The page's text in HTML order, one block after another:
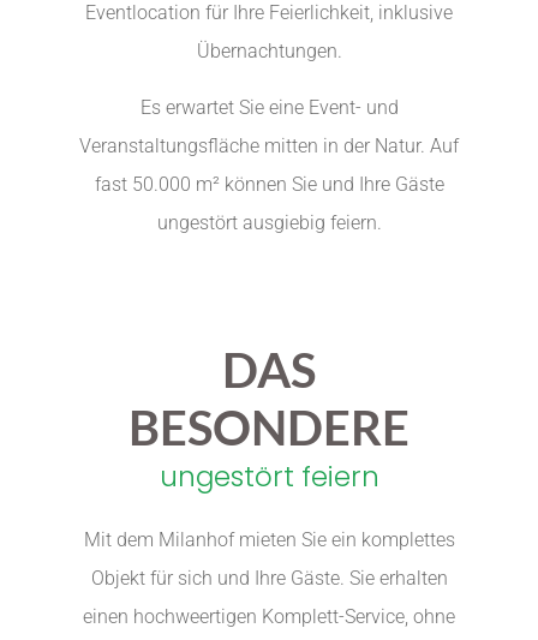
Eventlocation für Ihre Feierlichkeit, inklusive
Übernachtungen.
Es erwartet Sie eine Event- und
Veranstaltungsfläche mitten in der Natur. Auf
fast 50.000 m² können Sie und Ihre Gäste
ungestört ausgiebig feiern.
DAS
BESONDERE
ungestört feiern
Mit dem Milanhof mieten Sie ein komplettes
Objekt für sich und Ihre Gäste. Sie erhalten
einen hochweertigen Komplett-Service, ohne